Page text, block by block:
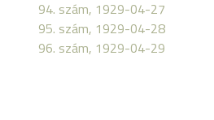
94. szám, 1929-04-27
95. szám, 1929-04-28
96. szám, 1929-04-29